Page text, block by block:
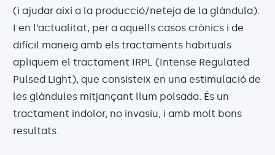
(i ajudar així a la producció/neteja de la glàndula).
I en l’actualitat, per a aquells casos crònics i de
difícil maneig amb els tractaments habituals
apliquem el tractament IRPL (Intense Regulated
Pulsed Light), que consisteix en una estimulació de
les glàndules mitjançant llum polsada. És un
tractament indolor, no invasiu, i amb molt bons
resultats.